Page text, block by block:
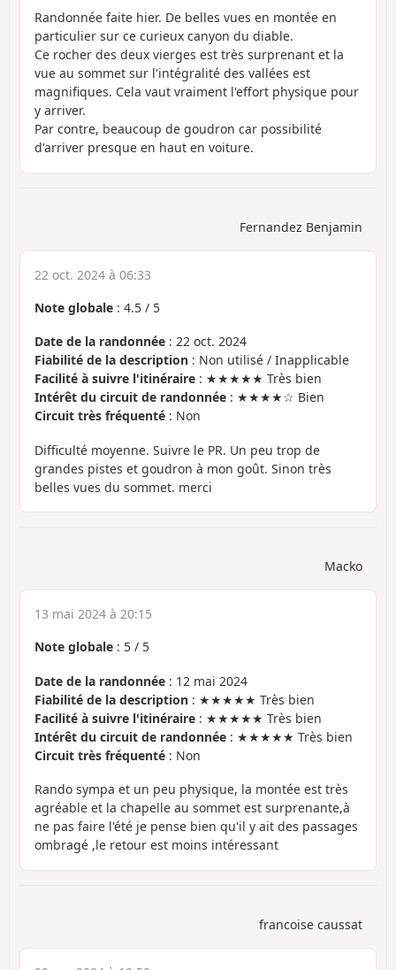
Randonnée faite hier. De belles vues en montée en
particulier sur ce curieux canyon du diable.
Ce rocher des deux vierges est très surprenant et la
vue au sommet sur l'intégralité des vallées est
magnifiques. Cela vaut vraiment l'effort physique pour
y arriver.
Par contre, beaucoup de goudron car possibilité
d'arriver presque en haut en voiture.
Fernandez Benjamin
22 oct. 2024 à 06:33
Note globale : 4.5 / 5
Date de la randonnée : 22 oct. 2024
Fiabilité de la description : Non utilisé / Inapplicable
Facilité à suivre l'itinéraire : ★★★★★ Très bien
Intérêt du circuit de randonnée : ★★★★☆ Bien
Circuit très fréquenté : Non
Difficulté moyenne. Suivre le PR. Un peu trop de
grandes pistes et goudron à mon goût. Sinon très
belles vues du sommet. merci
Macko
13 mai 2024 à 20:15
Note globale : 5 / 5
Date de la randonnée : 12 mai 2024
Fiabilité de la description : ★★★★★ Très bien
Facilité à suivre l'itinéraire : ★★★★★ Très bien
Intérêt du circuit de randonnée : ★★★★★ Très bien
Circuit très fréquenté : Non
Rando sympa et un peu physique, la montée est très
agréable et la chapelle au sommet est surprenante,à
ne pas faire l'été je pense bien qu'il y ait des passages
ombragé ,le retour est moins intéressant
francoise caussat